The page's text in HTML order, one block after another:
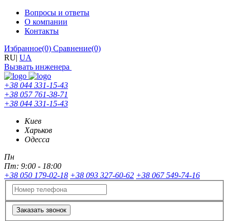
Вопросы и ответы
О компании
Контакты
Избранное(0) Сравнение(0)
RU| UA
Вызвать инженера
+38 044 331-15-43
+38 057 761-38-71
+38 044 331-15-43
Киев
Харьков
Одесса
Пн
Пт: 9:00 - 18:00
+38 050 179-02-18 +38 093 327-60-62 +38 067 549-74-16
Заказать звонок